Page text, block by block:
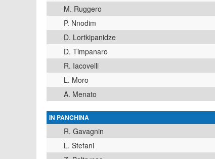
M. Ruggero
P. Nnodim
D. Lortkipanidze
D. Timpanaro
R. Iacovelli
L. Moro
A. Menato
IN PANCHINA
R. Gavagnin
L. Stefani